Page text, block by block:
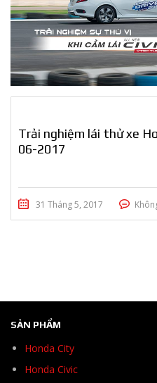
Trải nghiệm lái thử xe
06-2017
31 Tháng 5, 2017
SẢN PHẨM
Honda City
Honda Civic